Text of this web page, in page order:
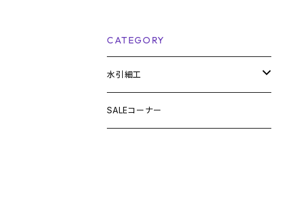
CATEGORY
水引細工
雑貨
SALEコーナー